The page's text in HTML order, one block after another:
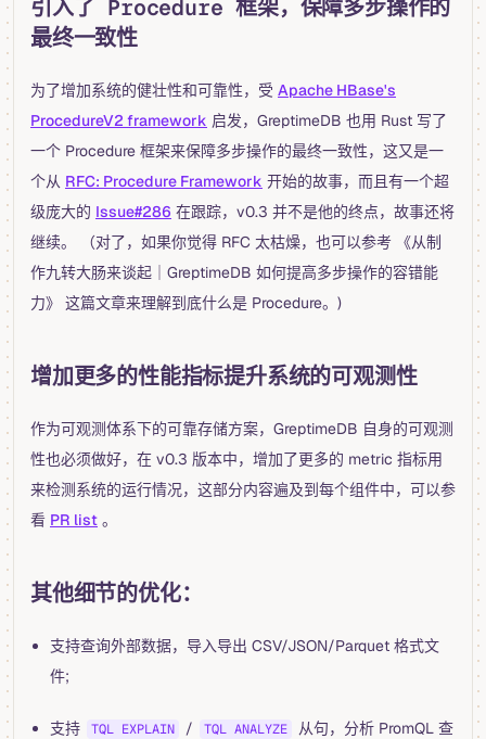
引入了 Procedure 框架，保障多步操作的
最终一致性
为了增加系统的健壮性和可靠性，受 Apache HBase's
ProcedureV2 framework 启发，GreptimeDB 也用 Rust 写了
一个 Procedure 框架来保障多步操作的最终一致性，这又是一
个从 RFC: Procedure Framework 开始的故事，而且有一个超
级庞大的 Issue#286 在跟踪，v0.3 并不是他的终点，故事还将
继续。 （对了，如果你觉得 RFC 太枯燥，也可以参考 《从制
作九转大肠来谈起｜GreptimeDB 如何提高多步操作的容错能
力》 这篇文章来理解到底什么是 Procedure。)
增加更多的性能指标提升系统的可观测性
作为可观测体系下的可靠存储方案，GreptimeDB 自身的可观测
性也必须做好，在 v0.3 版本中，增加了更多的 metric 指标用
来检测系统的运行情况，这部分内容遍及到每个组件中，可以参
看 PR list 。
其他细节的优化：
支持查询外部数据，导入导出 CSV/JSON/Parquet 格式文
件;
支持 TQL EXPLAIN / TQL ANALYZE
从句，分析 PromQL 查